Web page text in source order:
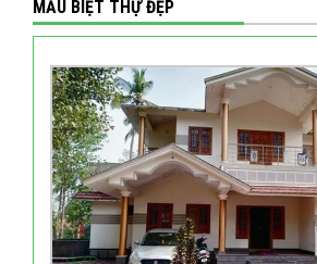
MẪU BIỆT THỰ ĐẸP